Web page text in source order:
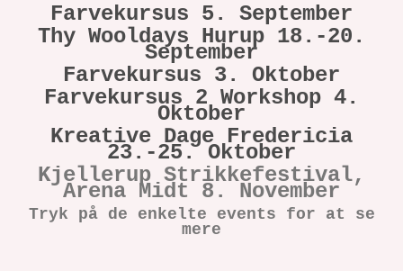
Farvekursus 5. September
Thy Wooldays Hurup 18.-20.
September
Farvekursus 3. Oktober
Farvekursus 2 Workshop 4.
Oktober
Kreative Dage Fredericia
23.-25. Oktober
Kjellerup Strikkefestival,
Arena Midt 8. November
Tryk på de enkelte events for at se
mere